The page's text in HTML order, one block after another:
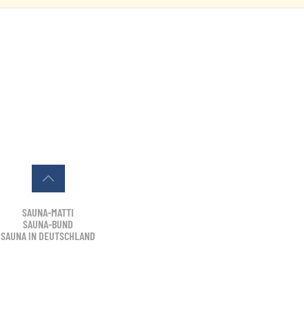
SAUNA-MATTI
SAUNA-BUND
SAUNA IN DEUTSCHLAND